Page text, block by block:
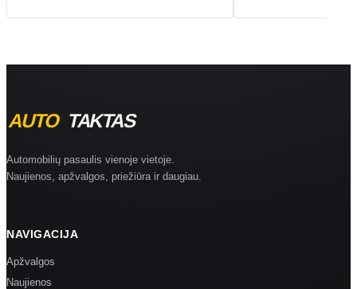
Automobilių pasaulis vienoje vietoje.
Naujienos, apžvalgos, priežiūra ir daugiau.
NAVIGACIJA
Apžvalgos
Naujienos